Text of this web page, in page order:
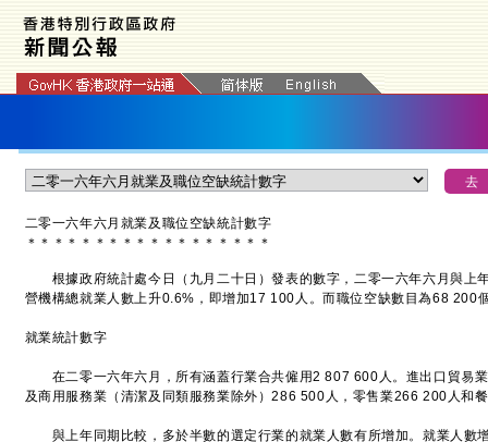
二零一六年六月就業及職位空缺統計數字
＊ ＊ ＊ ＊ ＊ ＊ ＊ ＊ ＊ ＊ ＊ ＊ ＊ ＊ ＊ ＊ ＊ ＊
根據政府統計處今日（九月二十日）發表的數字，二零一六年六月與上
營機構總就業人數上升0.6%，即增加17 100人。而職位空缺數目為68 200
就業統計數字
在二零一六年六月，所有涵蓋行業合共僱用2 807 600人。進出口貿易
及商用服務業（清潔及同類服務業除外）286 500人，零售業266 200人和
與上年同期比較，多於半數的選定行業的就業人數有所增加。就業人數